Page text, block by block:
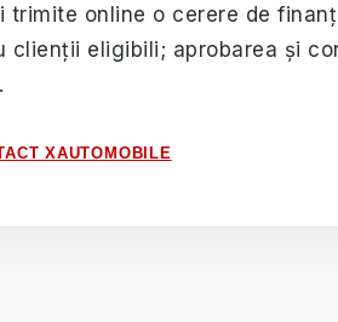
trimite online o cerere de
clienții eligibili; aprobarea și
XAUTOMOBILE